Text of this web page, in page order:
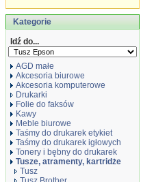
Kategorie
Idź do...
AGD małe
Akcesoria biurowe
Akcesoria komputerowe
Drukarki
Folie do faksów
Kawy
Meble biurowe
Taśmy do drukarek etykiet
Taśmy do drukarek igłowych
Tonery i bębny do drukarek
Tusze, atramenty, kartridże
Tusz